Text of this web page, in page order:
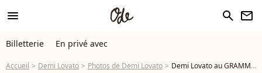
menu search newsletter
Billetterie En privé avec
Accueil Demi Lovato Photos de Demi Lovato Demi Lovato au GRAMMY Salute to Industry Icons Honoring Avery Lipman & Monte Lipman le 31 janvier 2026 à Los Angeles, Californie ©Bestimage - Photo